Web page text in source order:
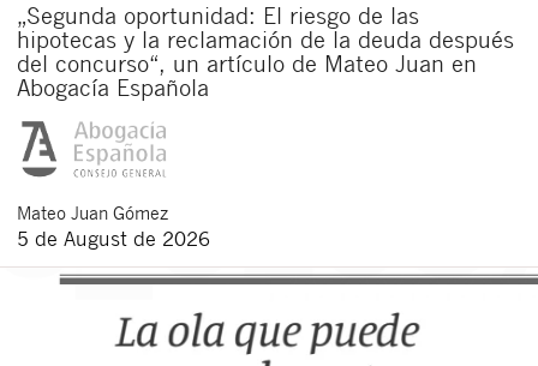
„Segunda oportunidad: El riesgo de las
hipotecas y la reclamación de la deuda después
del concurso“, un artículo de Mateo Juan en
Abogacía Española
Mateo Juan Gómez
5 de August de 2026